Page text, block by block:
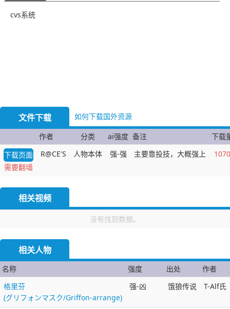
cvs系统
文件下载 如何下载国外资源
作者 分类 ai强度 备注
下载
下载页面
需要翻墙
R@CE'S 人物本体 强-强 主要靠投技，大概强上 1070
相关视频
没有找到数据。
相关人物
名称 强度 出处
作者
格里芬
(グリフォンマスク/Griffon-arrange)
强-凶 饿狼传说 T-Alf氏